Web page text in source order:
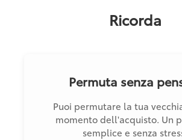
Ricorda
Permuta senza
Puoi permutare la tua
momento dell'acquisto. Un
semplice e senza